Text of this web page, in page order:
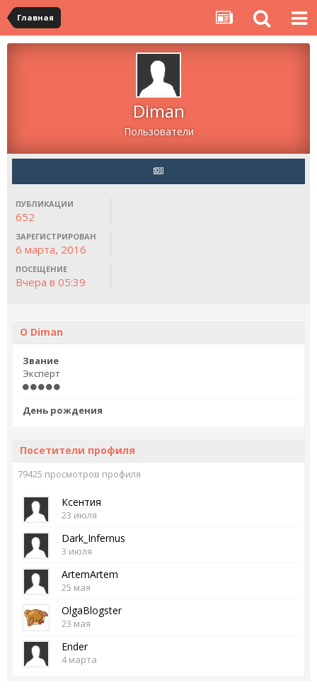
Главная
Diman
Пользователи
ПУБЛИКАЦИИ
652
ЗАРЕГИСТРИРОВАН
6 марта, 2016
ПОСЕЩЕНИЕ
Вчера в 05:39
О Diman
Звание
Эксперт
День рождения
Посетители профиля
79425 просмотров профиля
Ксентия
23 июля
Dark_Infernus
3 июля
ArtemArtem
25 мая
OlgaBlogster
23 мая
Ender
4 марта